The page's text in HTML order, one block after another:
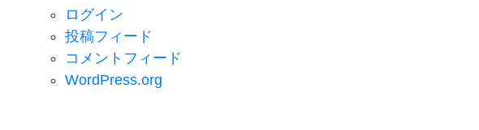
ログイン
投稿フィード
コメントフィード
WordPress.org